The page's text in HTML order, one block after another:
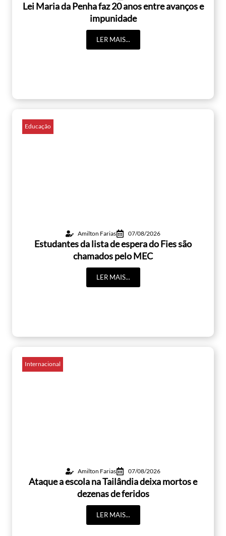
Lei Maria da Penha faz 20 anos entre avanços e
impunidade
LER MAIS...
Educação
Amilton Farias 07/08/2026
Estudantes da lista de espera do Fies são
chamados pelo MEC
LER MAIS...
Internacional
Amilton Farias 07/08/2026
Ataque a escola na Tailândia deixa mortos e
dezenas de feridos
LER MAIS...